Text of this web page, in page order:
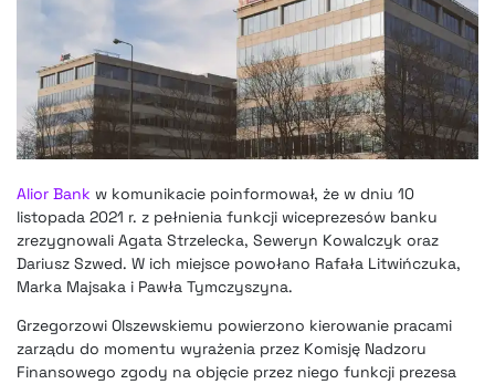
Alior Bank w komunikacie poinformował, że w dniu 10
listopada 2021 r. z pełnienia funkcji wiceprezesów banku
zrezygnowali Agata Strzelecka, Seweryn Kowalczyk oraz
Dariusz Szwed. W ich miejsce powołano Rafała Litwińczuka,
Marka Majsaka i Pawła Tymczyszyna.
Grzegorzowi Olszewskiemu powierzono kierowanie pracami
zarządu do momentu wyrażenia przez Komisję Nadzoru
Finansowego zgody na objęcie przez niego funkcji prezesa